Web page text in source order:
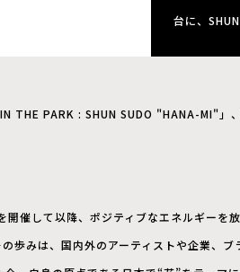
台に、
IN THE PARK : SHUN SUDO "HANA-MI"
催して以降、ポジティブなエネルギーを
歩みは、国内外のアーティストや企業、